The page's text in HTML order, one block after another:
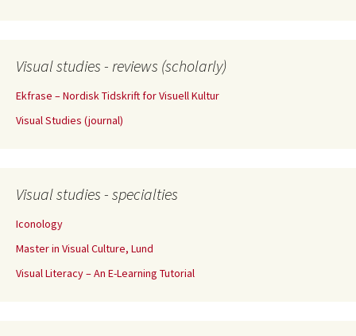
Visual studies - reviews (scholarly)
Ekfrase – Nordisk Tidskrift for Visuell Kultur
Visual Studies (journal)
Visual studies - specialties
Iconology
Master in Visual Culture, Lund
Visual Literacy – An E-Learning Tutorial